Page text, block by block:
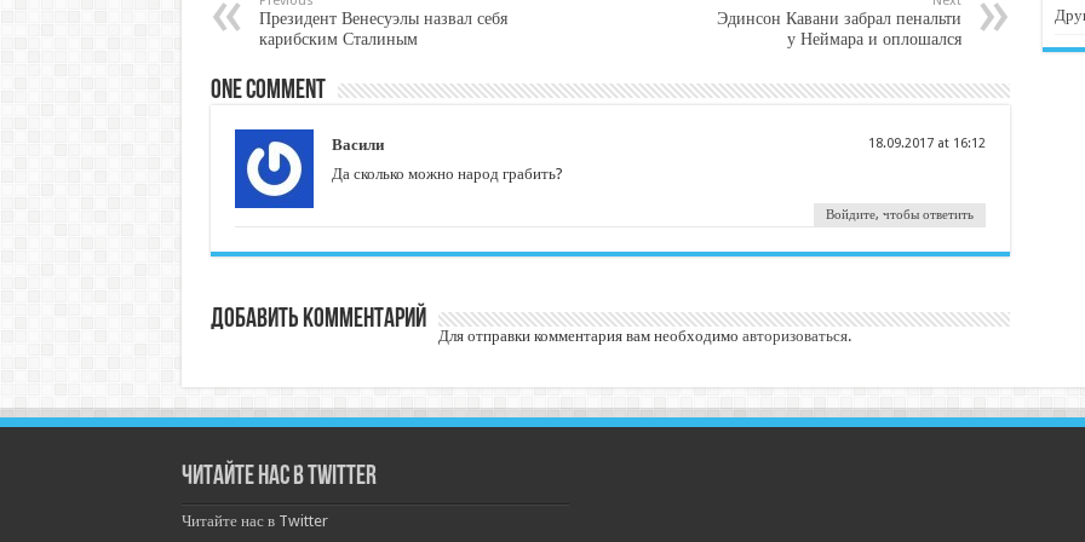
Президент Венесуэлы назвал себя
карибским Сталиным
Эдинсон Кавани забрал пенальти
у Неймара и оплошался
One comment
Васили 18.09.2017 at 16:12
Да сколько можно народ грабить?
Войдите, чтобы ответить
Добавить комментарий
Для отправки комментария вам необходимо авторизоваться.
Читайте нас в Twitter
Читайте нас в Twitter